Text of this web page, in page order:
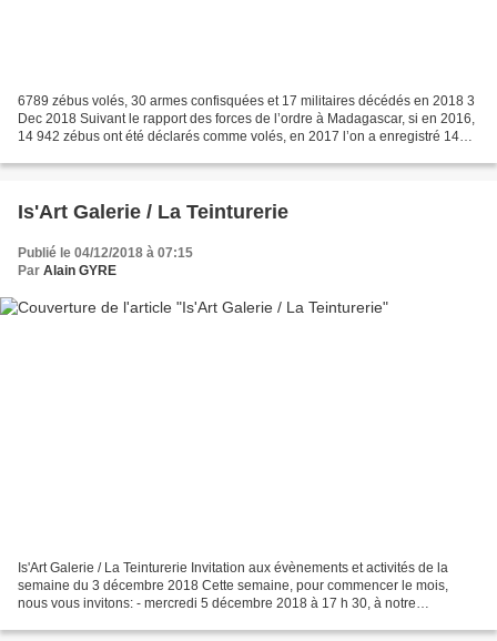
6789 zébus volés, 30 armes confisquées et 17 militaires décédés en 2018 3
Dec 2018 Suivant le rapport des forces de l’ordre à Madagascar, si en 2016,
14 942 zébus ont été déclarés comme volés, en 2017 l’on a enregistré 14
Is'Art Galerie / La Teinturerie
Publié le 04/12/2018 à 07:15
Par Alain GYRE
Is'Art Galerie / La Teinturerie Invitation aux évènements et activités de la
semaine du 3 décembre 2018 Cette semaine, pour commencer le mois,
nous vous invitons: - mercredi 5 décembre 2018 à 17 h 30, à notre